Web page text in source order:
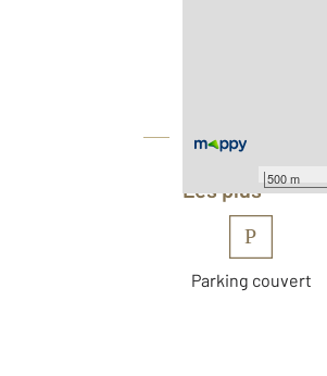
500 m
Équipements
Les plus
P
Parking couvert